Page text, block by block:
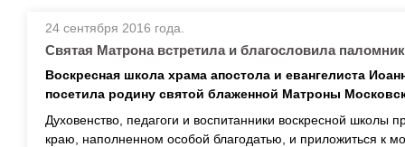
24 сентября 2016 года.
Святая Матрона встретила и благословила
Воскресная школа храма апостола и евангелиста
посетила родину святой блаженной Матроны
Духовенство, педагоги и воспитанники воскресной школы
краю, наполненном особой благодатью, и приложиться к